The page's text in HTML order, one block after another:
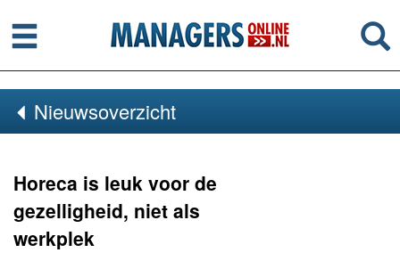
Menu
Nieuwsoverzicht
Horeca is leuk voor de
gezelligheid, niet als
werkplek